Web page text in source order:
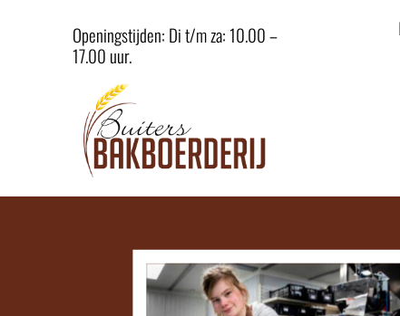
Openingstijden: Di t/m za: 10.00 –
17.00 uur.